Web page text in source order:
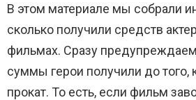
В этом материале мы собрали
сколько получили средств
фильмах. Сразу
суммы герои получили до того,
прокат. То есть, если фильм